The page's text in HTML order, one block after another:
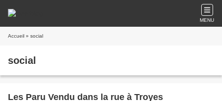
MENU
Accueil » social
social
Les Paru Vendu dans la rue à Troyes